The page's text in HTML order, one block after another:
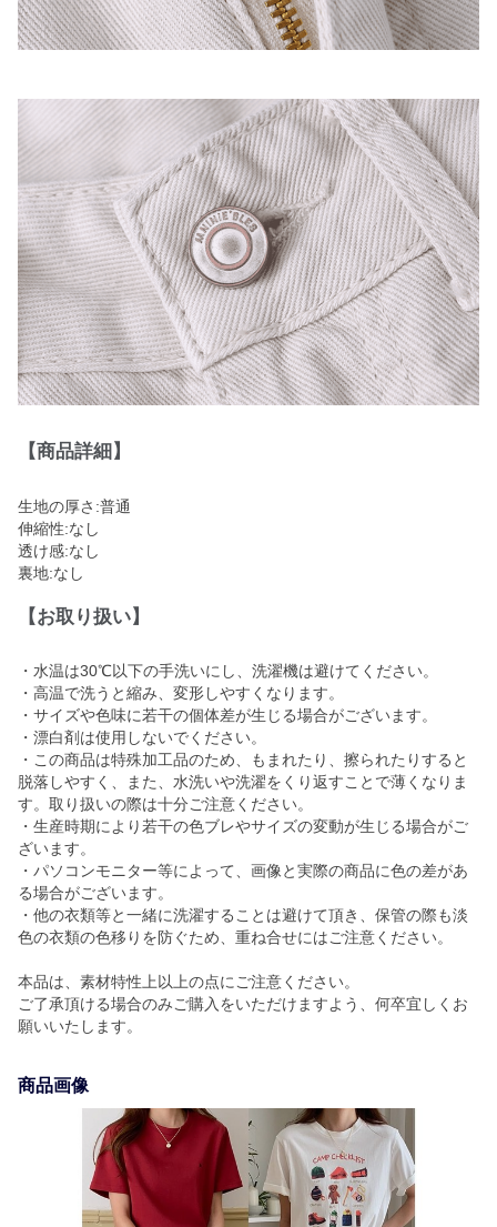
【商品詳細】
生地の厚さ:普通
伸縮性:なし
透け感:なし
裏地:なし
【お取り扱い】
・水温は30℃以下の手洗いにし、洗濯機は避けてください。
・高温で洗うと縮み、変形しやすくなります。
・サイズや色味に若干の個体差が生じる場合がございます。
・漂白剤は使用しないでください。
・この商品は特殊加工品のため、もまれたり、擦られたりすると
脱落しやすく、また、水洗いや洗濯をくり返すことで薄くなりま
す。取り扱いの際は十分ご注意ください。
・生産時期により若干の色ブレやサイズの変動が生じる場合がご
ざいます。
・パソコンモニター等によって、画像と実際の商品に色の差があ
る場合がございます。
・他の衣類等と一緒に洗濯することは避けて頂き、保管の際も淡
色の衣類の色移りを防ぐため、重ね合せにはご注意ください。
本品は、素材特性上以上の点にご注意ください。
ご了承頂ける場合のみご購入をいただけますよう、何卒宜しくお
願いいたします。
商品画像